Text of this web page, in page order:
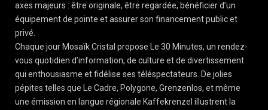
axes majeurs : être originale, être regardée, bénéficier d’un
équipement de pointe et assurer son financement public et
privé.
Chaque jour Mosaïk Cristal propose Le 30 Minutes, un rendez-
vous quotidien d’information, de culture et de divertissement
qui enthousiasme et fidélise ses téléspectateurs. De jolies
pépites telles que Le Cadre, Polygone, Grenzenlos, et même
une émission en langue régionale Kaffekrenzel illustrent la